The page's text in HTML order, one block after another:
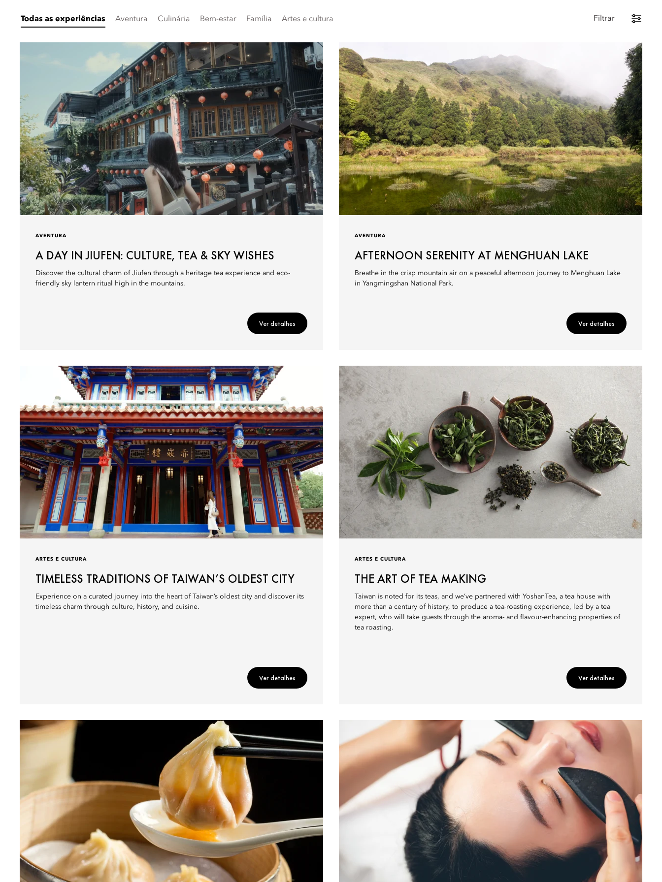
Todas as experiências Aventura Culinária Bem-estar Família Artes e cultura Filtrar
AVENTURA
A DAY IN JIUFEN: CULTURE, TEA & SKY WISHES
Discover the cultural charm of Jiufen through a heritage tea experience and eco-
friendly sky lantern ritual high in the mountains.
Ver detalhes
AVENTURA
AFTERNOON SERENITY AT MENGHUAN LAKE
Breathe in the crisp mountain air on a peaceful afternoon journey to Menghuan Lake
in Yangmingshan National Park.
Ver detalhes
ARTES E CULTURA
TIMELESS TRADITIONS OF TAIWAN’S OLDEST CITY
Experience on a curated journey into the heart of Taiwan’s oldest city and discover its
timeless charm through culture, history, and cuisine.
Ver detalhes
ARTES E CULTURA
THE ART OF TEA MAKING
Taiwan is noted for its teas, and we’ve partnered with YoshanTea, a tea house with
more than a century of history, to produce a tea-roasting experience, led by a tea
expert, who will take guests through the aroma- and flavour-enhancing properties of
tea roasting.
Ver detalhes